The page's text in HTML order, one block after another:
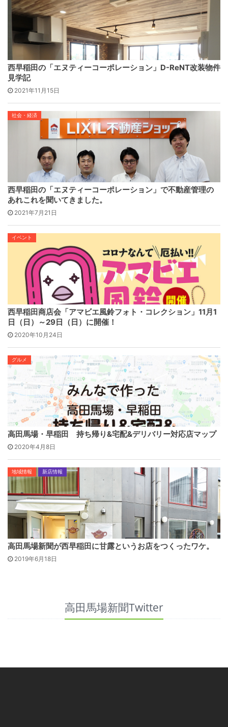
西早稲田の「エヌティーコーポレーション」D-ReNT改装物件
見学記
2021年11月15日
社会・経済
西早稲田の「エヌティーコーポレーション」で不動産管理の
あれこれを聞いてきました。
2021年7月21日
イベント
西早稲田商店会「アマビエ風鈴フォト・コレクション」11月1
日（日）～29日（日）に開催！
2020年10月24日
グルメ
高田馬場・早稲田 持ち帰り&宅配&デリバリー対応店マップ
2020年4月8日
地域情報 新店情報
高田馬場新聞が西早稲田に甘露というお店をつくったワケ。
2019年6月18日
高田馬場新聞Twitter